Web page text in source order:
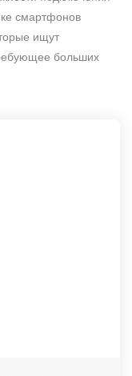
смартфонов
ищут
больших